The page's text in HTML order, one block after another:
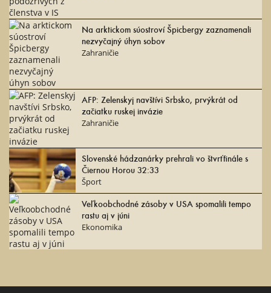
Na arktickom súostroví Špicbergy zaznamenali
nezvyčajný úhyn sobov
Zahraničie
AFP: Zelenskyj navštívi Srbsko, prvýkrát od
začiatku ruskej invázie
Zahraničie
Slovenské hádzanárky prehrali vo štvrťfinále s
Čiernou Horou 32:33
Šport
Veľkoobchodné zásoby v USA spomalili tempo
rastu aj v júni
Ekonomika